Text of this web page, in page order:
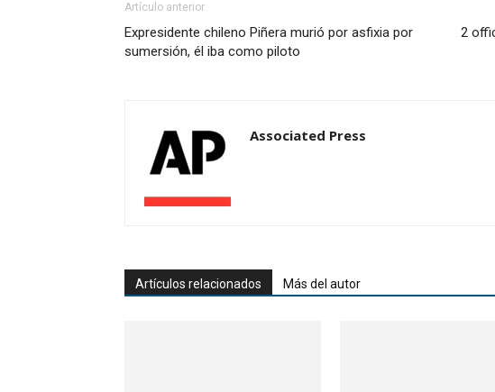
Artículo anterior
Expresidente chileno Piñera murió por asfixia por
sumersión, él iba como piloto
2
Associated Press
Artículos relacionados Más del autor